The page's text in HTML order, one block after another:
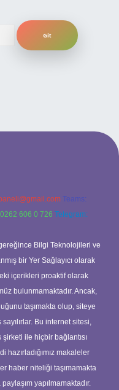
Teams:
606 0 726 Telegram:
Bilgi Teknolojileri ve
bir Yer Sağlayıcı olarak
içerikleri proaktif olarak
bulunmamaktadır. Ancak,
taşımakta olup, siteye
Bu internet sitesi,
ile hiçbir bağlantısı
hazırladığımız makaleler
haber niteliği taşımamakta
yapılmamaktadır.